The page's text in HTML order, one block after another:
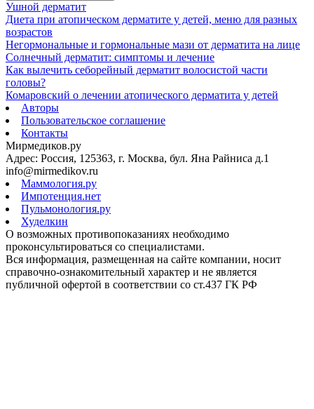
Ушной дерматит
Диета при атопическом дерматите у детей, меню для разных
возрастов
Негормональные и гормональные мази от дерматита на лице
Солнечный дерматит: симптомы и лечение
Как вылечить себорейный дерматит волосистой части
головы?
Комаровский о лечении атопического дерматита у детей
Авторы
Пользовательское соглашение
Контакты
Мирмедиков.ру
Адрес: Россия, 125363, г. Москва, бул. Яна Райниса д.1
info@mirmedikov.ru
Маммология.ру
Импотенция.нет
Пульмонология.ру
Худелкин
О возможных противопоказаниях необходимо
проконсультироваться со специалистами.
Вся информация, размещенная на сайте компании, носит
справочно-ознакомительный характер и не является
публичной офертой в соответствии со ст.437 ГК РФ